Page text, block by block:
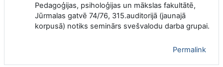
Pedagoģijas, psiholoģijas un mākslas fakultātē,
Jūrmalas gatvē 74/76, 315.auditorijā (jaunajā
korpusā) notiks seminārs svešvalodu darba grupai.
Permalink